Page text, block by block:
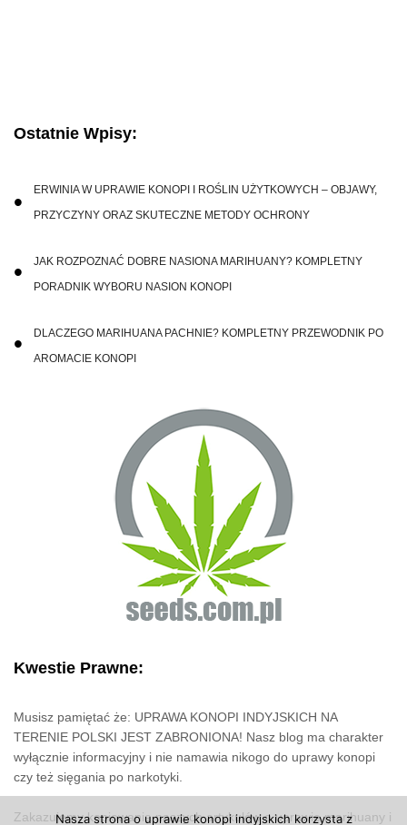
Ostatnie Wpisy:
ERWINIA W UPRAWIE KONOPI I ROŚLIN UŻYTKOWYCH – OBJAWY,
PRZYCZYNY ORAZ SKUTECZNE METODY OCHRONY
JAK ROZPOZNAĆ DOBRE NASIONA MARIHUANY? KOMPLETNY
PORADNIK WYBORU NASION KONOPI
DLACZEGO MARIHUANA PACHNIE? KOMPLETNY PRZEWODNIK PO
AROMACIE KONOPI
Kwestie Prawne:
Musisz pamiętać że: UPRAWA KONOPI INDYJSKICH NA
TERENIE POLSKI JEST ZABRONIONA! Nasz blog ma charakter
wyłącznie informacyjny i nie namawia nikogo do uprawy konopi
czy też sięgania po narkotyki.
Zakazujemy kopiowania naszych artykułów o uprawie marihuany i
Nasza strona o uprawie konopi indyjskich korzysta z